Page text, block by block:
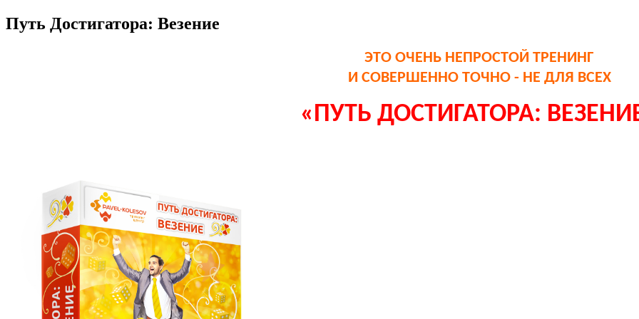
Путь Достигатора: Везение
ЭТО ОЧЕНЬ НЕПРОСТОЙ ТРЕНИНГ
И СОВЕРШЕННО ТОЧНО - НЕ ДЛЯ ВСЕХ
«ПУТЬ ДОСТИГАТОРА: